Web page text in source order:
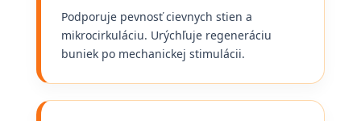
Podporuje pevnosť cievnych stien a
mikrocirkuláciu. Urýchľuje regeneráciu
buniek po mechanickej stimulácii.